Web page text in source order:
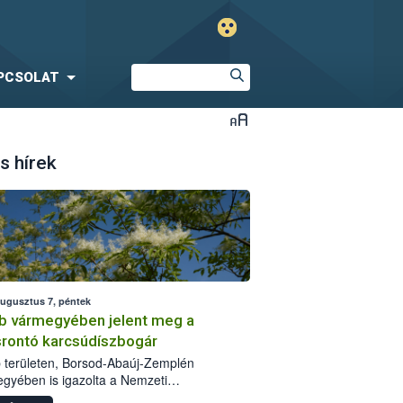
hírek
7, péntek
vármegyében jelent meg a
karcsúdíszbogár
területen, Borsod-Abaúj-Zemplén
is igazolta a Nemzeti
biztonsági Hivatal (Nébih) a